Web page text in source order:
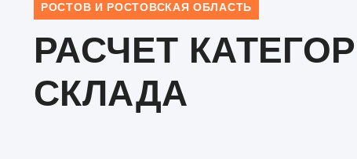
РАСЧЕТ
СКЛАДА
РОСТОВ И РОСТОВСКАЯ ОБЛАСТЬ